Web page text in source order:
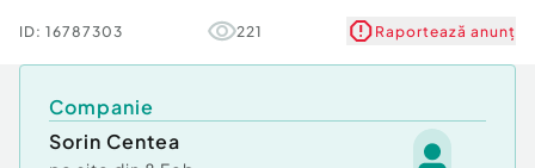
ID: 16787303 221 Raportează anunț
Companie
Sorin Centea